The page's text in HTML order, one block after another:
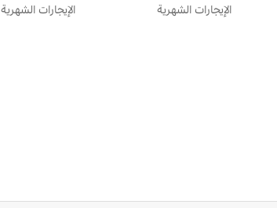
الإيجارات الشهرية
الإيجارات الشهرية